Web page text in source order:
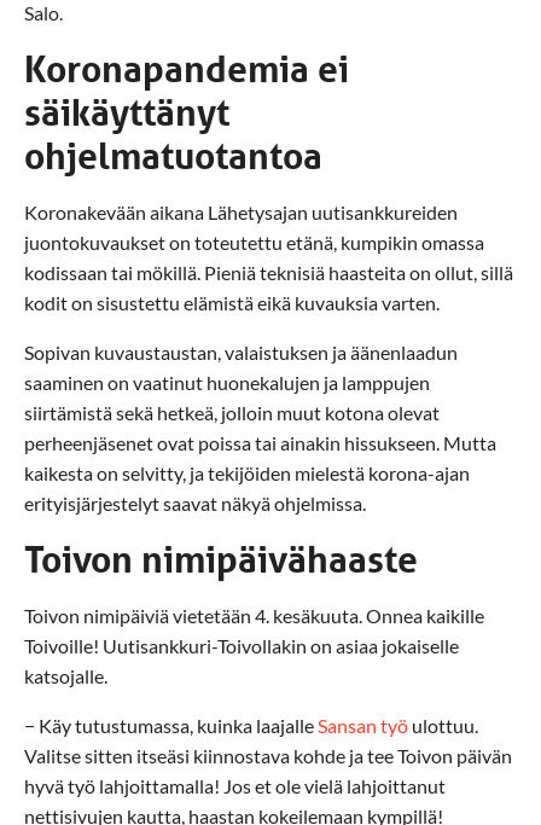
Salo.
Koronapandemia ei
säikäyttänyt
ohjelmatuotantoa
Koronakevään aikana Lähetysajan uutisankkureiden
juontokuvaukset on toteutettu etänä, kumpikin omassa
kodissaan tai mökillä. Pieniä teknisiä haasteita on ollut, sillä
kodit on sisustettu elämistä eikä kuvauksia varten.
Sopivan kuvaustaustan, valaistuksen ja äänenlaadun
saaminen on vaatinut huonekalujen ja lamppujen
siirtämistä sekä hetkeä, jolloin muut kotona olevat
perheenjäsenet ovat poissa tai ainakin hissukseen. Mutta
kaikesta on selvitty, ja tekijöiden mielestä korona-ajan
erityisjärjestelyt saavat näkyä ohjelmissa.
Toivon nimipäivähaaste
Toivon nimipäiviä vietetään 4. kesäkuuta. Onnea kaikille
Toivoille! Uutisankkuri-Toivollakin on asiaa jokaiselle
katsojalle.
− Käy tutustumassa, kuinka laajalleSansan työ ulottuu.
Valitse sitten itseäsi kiinnostava kohde ja tee Toivon päivän
hyvä työ lahjoittamalla! Jos et ole vielä lahjoittanut
nettisivujen kautta, haastan kokeilemaan kympillä!